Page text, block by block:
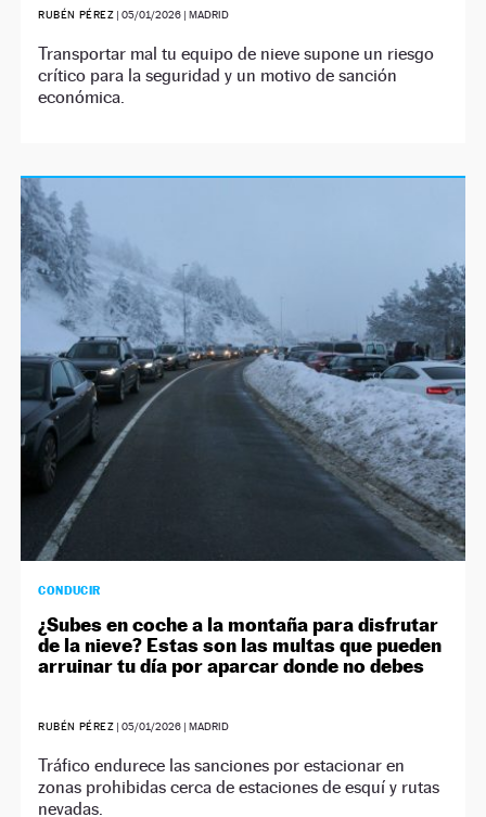
RUBÉN PÉREZ |05/01/2026 | MADRID
Transportar mal tu equipo de nieve supone un riesgo
crítico para la seguridad y un motivo de sanción
económica.
CONDUCIR
¿Subes en coche a la montaña para disfrutar
de la nieve? Estas son las multas que pueden
arruinar tu día por aparcar donde no debes
RUBÉN PÉREZ |05/01/2026 | MADRID
Tráfico endurece las sanciones por estacionar en
zonas prohibidas cerca de estaciones de esquí y rutas
nevadas.